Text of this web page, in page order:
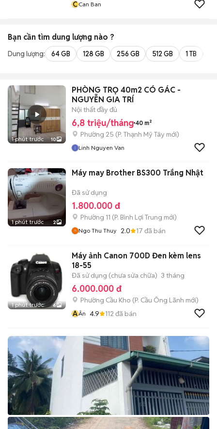
CCan Ban
Bạn cần tìm dung lượng nào ?
Dung lượng: 64 GB 128 GB 256 GB 512 GB 1 TB
1 phút trước 10
PHÒNG TRỌ 40m2 CÓ GÁC -
NGUYỄN GIA TRÍ
Nội thất đầy đủ
6,8 triệu/tháng 40 m²
Phường 25 (P. Thạnh Mỹ Tây mới)
Linh Nguyen Van
1 phút trước 2
Máy may Brother BS300 Trắng Nhật
Đã sử dụng
1.800.000 đ
Phường 11 (P. Bình Lợi Trung mới)
Ngo Thu Thuy 2.0 17 đã bán
1 phút trước 6
Máy ảnh Canon 700D Đen kèm lens
18-55
Đã sử dụng (chưa sửa chữa) 3 tháng
6.000.000 đ
Phường Cầu Kho (P. Cầu Ông Lãnh mới)
ÂÂn 4.9 112 đã bán